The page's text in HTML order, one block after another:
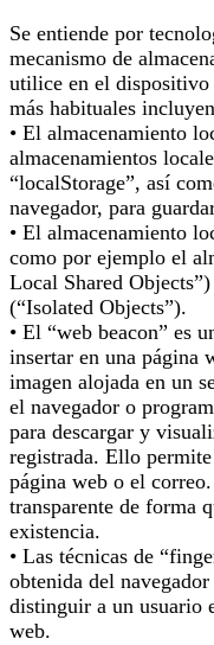
Se entiende por
mecanismo de
utilice en el dispositivo
más habituales
• El almacenamiento
almacenamientos
“localStorage”, así
navegador, para
• El almacenamiento
como por ejemplo el
Local Shared
(“Isolated Objects”).
• El “web beacon” es
insertar en una página
imagen alojada en un
el navegador o
para descargar y
registrada. Ello
página web o el
transparente de forma
existencia.
• Las técnicas de
obtenida del
distinguir a un usuario
web.